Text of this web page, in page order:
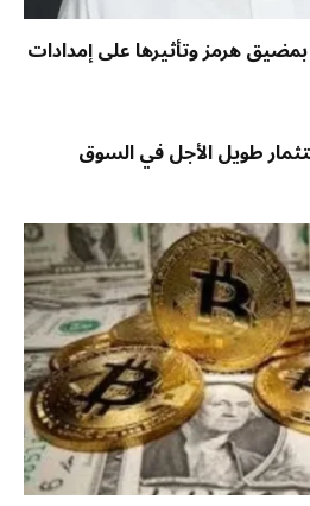
هرمز وتأثيرها على إمدادات
طويل الأجل في السوق